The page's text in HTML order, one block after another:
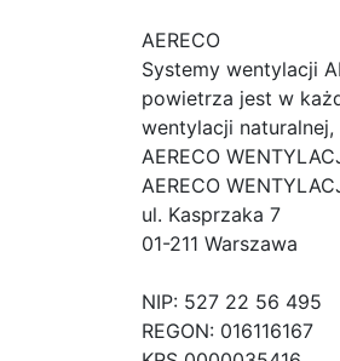
AERECO
Systemy wentylacji
powietrza jest w
wentylacji
AERECO
AERECO
ul. Kasprzaka 7
01-211 Warszawa
NIP: 527 22 56 495
REGON: 016116167